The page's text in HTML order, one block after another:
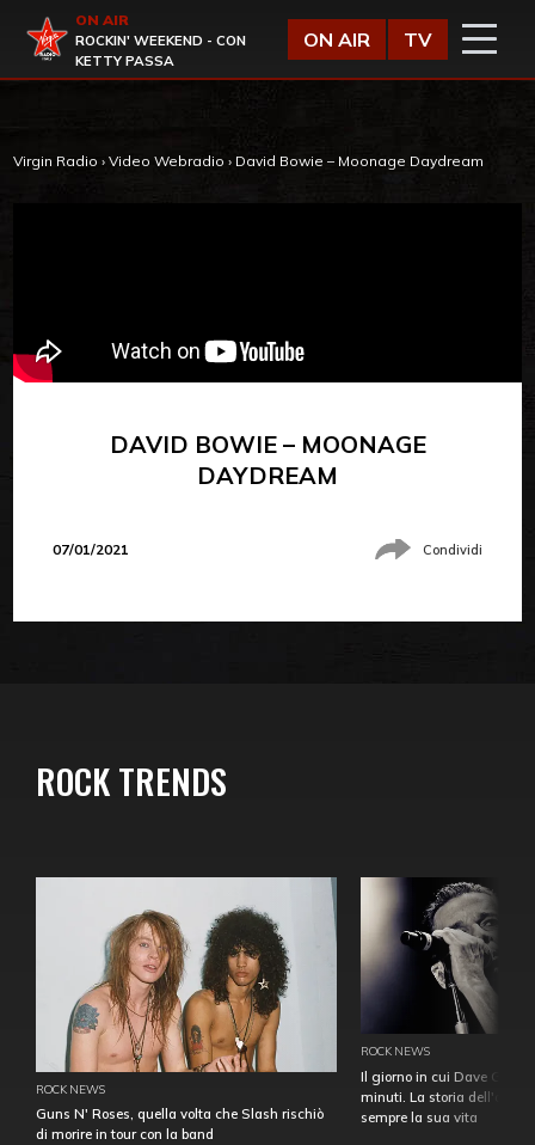
Virgin Radio
ON AIR
ROCKIN' WEEKEND - CON
KETTY PASSA
ON AIR TV
Virgin Radio › Video Webradio › David Bowie – Moonage Daydream
DAVID BOWIE – MOONAGE
DAYDREAM
07/01/2021 Condividi
ROCK TRENDS
ROCK NEWS
Guns N' Roses, quella volta che Slash rischiò
di morire in tour con la band
ROCK NEWS
Il giorno in cui Dave
minuti. La storia
sempre la sua vita